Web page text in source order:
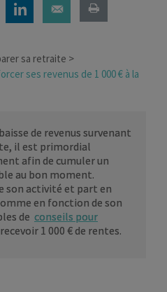
sa retraite
ses revenus de 1 000 € à la
de revenus survenant
il est primordial
afin de cumuler un
au bon moment.
son activité et part en
en fonction de son
de conseils pour
1 000 € de rentes.